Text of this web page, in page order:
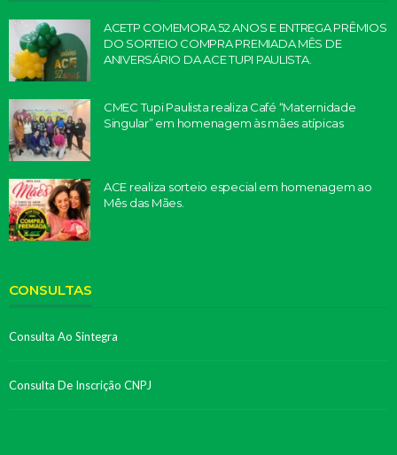
ACETP COMEMORA 52 ANOS E ENTREGA PRÊMIOS
DO SORTEIO COMPRA PREMIADA MÊS DE
ANIVERSÁRIO DA ACE TUPI PAULISTA.
CMEC Tupi Paulista realiza Café “Maternidade
Singular” em homenagem às mães atípicas
ACE realiza sorteio especial em homenagem ao
Mês das Mães.
CONSULTAS
Consulta Ao Sintegra
Consulta De Inscrição CNPJ